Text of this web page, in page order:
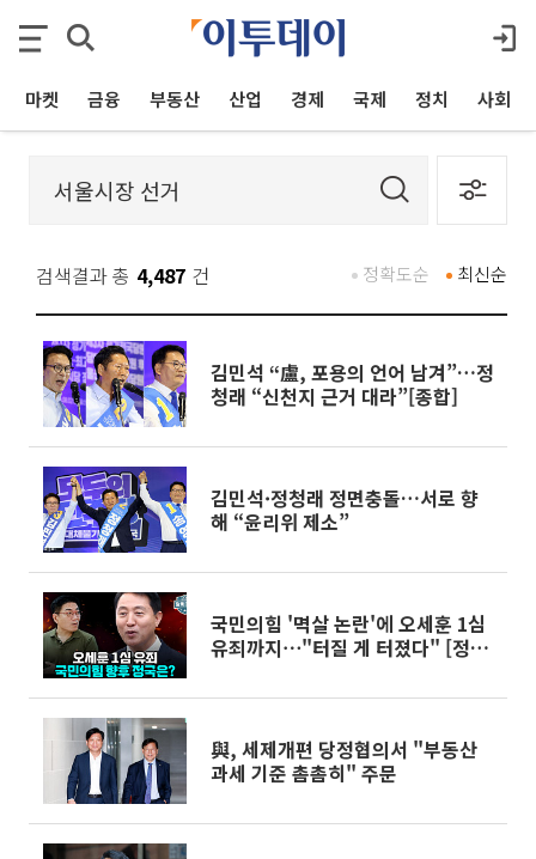
마켓 금융 부동산 산업 경제 국제 정치 사회
검색결과 총 4,487 건 최신순
정확도순
김민석 “盧, 포용의 언어 남겨”…정
청래 “신천지 근거 대라”[종합]
김민석·정청래 정면충돌…서로 향
해 “윤리위 제소”
국민의힘 '멱살 논란'에 오세훈 1심
유죄까지⋯"터질 게 터졌다" [정치
與, 세제개편 당정협의서 "부동산
과세 기준 촘촘히" 주문